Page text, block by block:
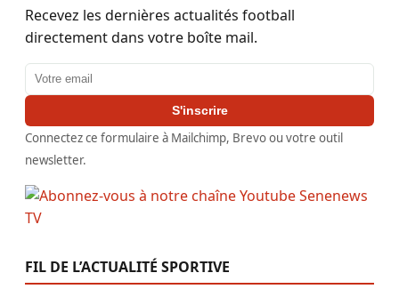
Recevez les dernières actualités football
directement dans votre boîte mail.
Adresse email
S'inscrire
Connectez ce formulaire à Mailchimp, Brevo ou votre outil
newsletter.
FIL DE L’ACTUALITÉ SPORTIVE